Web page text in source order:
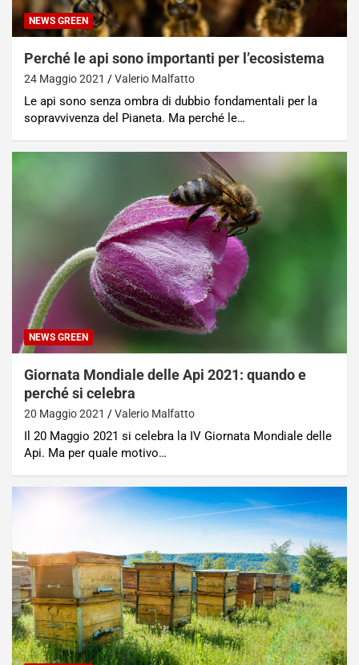
NEWS GREEN
Perché le api sono importanti per l’ecosistema
24 Maggio 2021 Valerio Malfatto
Le api sono senza ombra di dubbio fondamentali per la
sopravvivenza del Pianeta. Ma perché le…
NEWS GREEN
Giornata Mondiale delle Api 2021: quando e
perché si celebra
20 Maggio 2021 Valerio Malfatto
Il 20 Maggio 2021 si celebra la IV Giornata Mondiale delle
Api. Ma per quale motivo…